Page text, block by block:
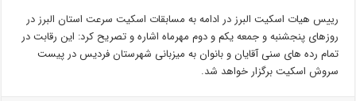
رییس هیات اسکیت البرز در ادامه به مسابقات اسکیت سرعت استان البرز در
روزهای پنجشنبه و جمعه یکم و دوم مهرماه اشاره و تصریح کرد: این رقابت در
تمام رده های سنی آقایان و بانوان به میزبانی شهرستان فردیس در پیست
سروش اسکیت برگزار خواهد شد.